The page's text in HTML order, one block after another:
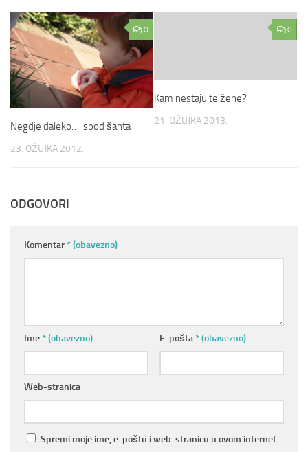
0
Negdje daleko… ispod šahta
23. OŽUJKA 2012.
0
Kam nestaju te žene?
21. OŽUJKA 2013.
ODGOVORI
Komentar* (obavezno)
Ime* (obavezno) E-pošta* (obavezno)
Web-stranica
Spremi moje ime, e-poštu i web-stranicu u ovom internet